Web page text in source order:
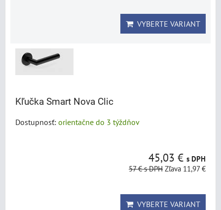
VYBERTE VARIANT
Kľučka Smart Nova Clic
Dostupnosť: orientačne do 3 týždňov
45,03 € s DPH
57 €s DPH Zľava 11,97 €
VYBERTE VARIANT